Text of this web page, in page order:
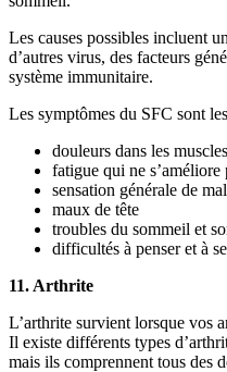
Les causes possibles incluent
d’autres virus, des facteurs
système immunitaire.
Les symptômes du SFC sont
douleurs dans les
fatigue qui ne s’améliore
sensation générale de
maux de tête
troubles du sommeil et
difficultés à penser et à
11. Arthrite
L’arthrite survient lorsque vos
Il existe différents types
mais ils comprennent tous des